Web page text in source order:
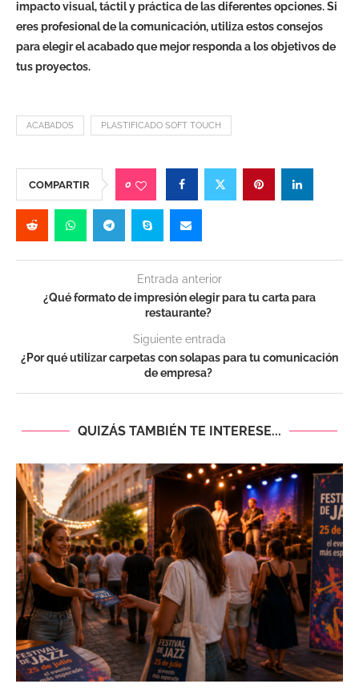
impacto visual, táctil y práctica de las diferentes opciones. Si
eres profesional de la comunicación, utiliza estos consejos
para elegir el acabado que mejor responda a los objetivos de
tus proyectos.
ACABADOS PLASTIFICADO SOFT TOUCH
COMPARTIR 0
Entrada anterior
¿Qué formato de impresión elegir para tu carta para
restaurante?
Siguiente entrada
¿Por qué utilizar carpetas con solapas para tu comunicación
de empresa?
QUIZÁS TAMBIÉN TE INTERESE...